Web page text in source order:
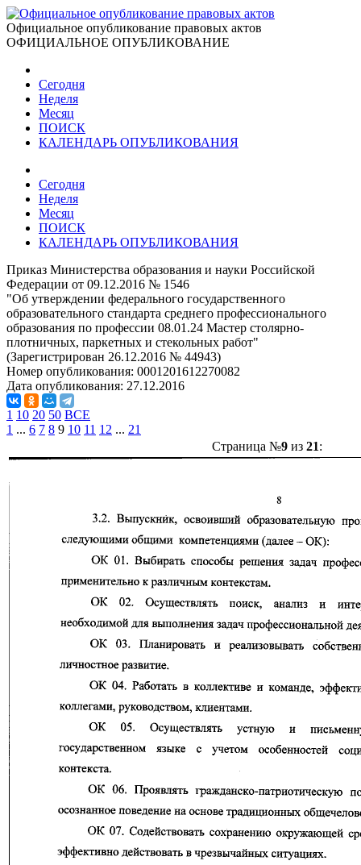
Официальное опубликование правовых актов
ОФИЦИАЛЬНОЕ ОПУБЛИКОВАНИЕ
Сегодня
Неделя
Месяц
ПОИСК
КАЛЕНДАРЬ ОПУБЛИКОВАНИЯ
Сегодня
Неделя
Месяц
ПОИСК
КАЛЕНДАРЬ ОПУБЛИКОВАНИЯ
Приказ Министерства образования и науки Российской
Федерации от 09.12.2016 № 1546
"Об утверждении федерального государственного
образовательного стандарта среднего профессионального
образования по профессии 08.01.24 Мастер столярно-
плотничных, паркетных и стекольных работ"
(Зарегистрирован 26.12.2016 № 44943)
Номер опубликования: 0001201612270082
Дата опубликования: 27.12.2016
1 10 20 50 ВСЕ
1 ... 6 7 8 9 10 11 12 ... 21
Страница №9из 21: